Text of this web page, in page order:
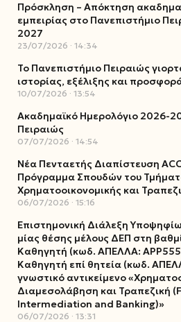
Πρόσκληση – Απόκτηση
εμπειρίας στο Πανεπιστήμιο
2027
23/07/2026 14:34
Το Πανεπιστήμιο Πειραιώς
ιστορίας, εξέλιξης και
10/07/2026 13:54
Ακαδημαϊκό Ημερολόγιο 2026-
Πειραιώς
07/07/2026 14:54
Νέα Πενταετής Διαπίστευση
Πρόγραμμα Σπουδών του
Χρηματοοικονομικής και
06/07/2026 15:16
Επιστημονική Διάλεξη
μίας θέσης μέλους ΔΕΠ στη
Καθηγητή (κωδ. ΑΠΕΛΛΑ:
Καθηγητή επί θητεία (κωδ.
γνωστικό αντικείμενο
Διαμεσολάβηση και Τραπεζική
Intermediation and Banking)»
06/07/2026 13:31